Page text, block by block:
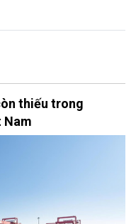
thiếu trong
Nam